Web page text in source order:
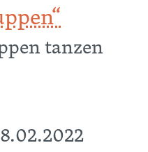
tanzen